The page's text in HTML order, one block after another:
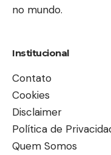
no mundo.
Institucional
Contato
Cookies
Disclaimer
Política de
Quem Somos